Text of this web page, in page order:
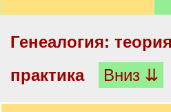
Генеалогия:
практика
Вниз ⇊